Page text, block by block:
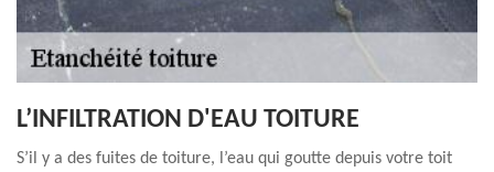
L’INFILTRATION D'EAU TOITURE
S’il y a des fuites de toiture, l’eau qui goutte depuis votre toit